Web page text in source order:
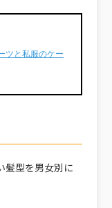
ツと私服のケー
髪型を男女別に